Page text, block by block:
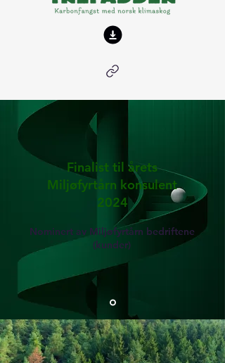
Finalist til årets
Miljøfyrtårn konsulent
2024
Nominert av Miljøfyrtårn bedriftene
(kunder)